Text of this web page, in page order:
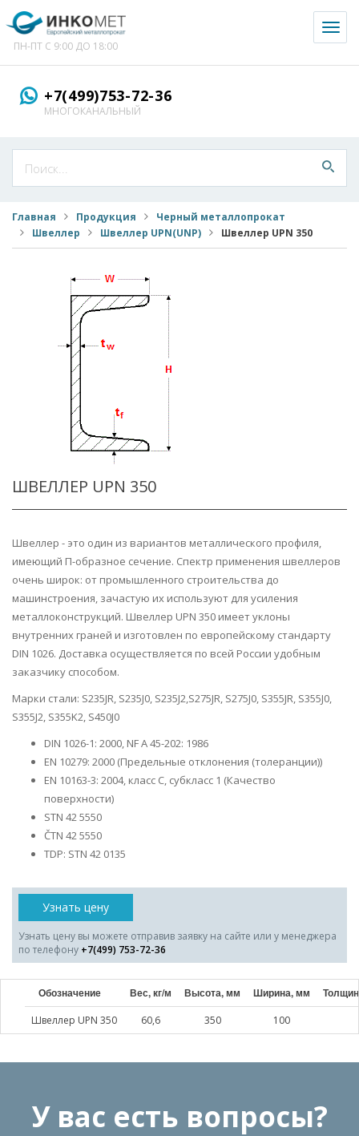
ПН-ПТ С 9:00 ДО 18:00
+7(499)753-72-36
МНОГОКАНАЛЬНЫЙ
Главная Продукция
Черный металлопрокат
Швеллер
Швеллер UPN(UNP) Швеллер UPN 350
ШВЕЛЛЕР UPN 350
Швеллер - это один из вариантов металлического профиля,
имеющий П-образное сечение. Спектр применения швеллеров
очень широк: от промышленного строительства до
машинстроения, зачастую их используют для усиления
металлоконструкций. Швеллер UPN 350 имеет уклоны
внутренних граней и изготовлен по европейскому стандарту
DIN 1026. Доставка осуществляется по всей России удобным
заказчику способом.
Марки стали: S235JR, S235J0, S235J2,S275JR, S275J0, S355JR, S355J0,
S355J2, S355K2, S450J0
DIN 1026-1: 2000, NF A 45-202: 1986
EN 10279: 2000 (Предельные отклонения (толеранции))
EN 10163-3: 2004, класс C, субкласс 1 (Качество
поверхности)
STN 42 5550
ČTN 42 5550
TDP: STN 42 0135
Узнать цену
Узнать цену вы можете отправив заявку на сайте или у менеджера
по телефону +7(499) 753-72-36
Обозначение Вес, кг/м Высота, мм Ширина, мм
Швеллер UPN 350 60,6 350 100
У вас есть вопросы?